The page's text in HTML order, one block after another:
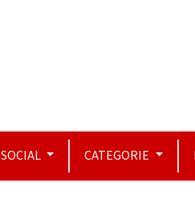
SOCIAL CATEGORIE